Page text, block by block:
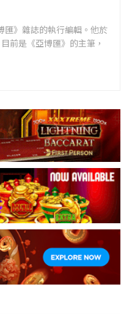
匯》雜誌的執行編輯。他於
前是《亞博匯》的主筆，